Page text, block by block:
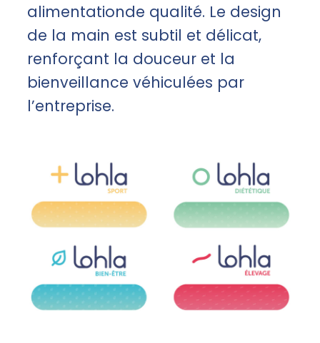
alimentationde qualité. Le design
de la main est subtil et délicat,
renforçant la douceur et la
bienveillance véhiculées par
l’entreprise.